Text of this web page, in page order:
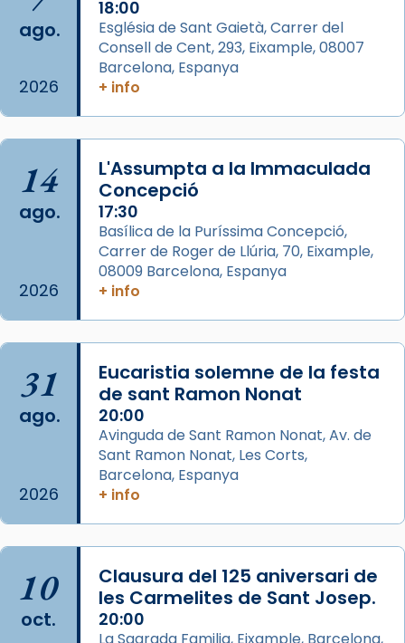
1 week ago
Aquest dilluns, 27 de juliol, ha tingut lloc la
missa d’acció de gràcies en agraïment al
comitè organitzador de la visita apostòlica
L’arquebisbe de Barcelona, el cardenal Joan
Josep Omella, ha presidit la missa i l’ha
concelebrat el bisbe auxiliar de Barcelona,
Mons. David Abadías.
📸 Dr. G. Simón
Foto
Arquebisbat de Barcelona
2 weeks ago
Memòria de les santes Juliana i
Semproniana, verges i màrtirs.
Acompanyant la història de sant Cugat, a
partir de l’Edat Mitjana sorgeix la tradició
frare Joan Gaspar Roig, afirma en una obra
que les santes són filles de l’antiga Iluro.
Mataró en reivindicarà les relíq
ago.
2026
18:00
Església de Sant Gaietà, Carrer del
Consell de Cent, 293, Eixample, 08007
Barcelona, Espanya
+ info
14
ago.
2026
L'Assumpta a la Immaculada
Concepció
17:30
Basílica de la Puríssima Concepció,
Carrer de Roger de Llúria, 70, Eixample,
08009 Barcelona, Espanya
+ info
31
ago.
2026
Eucaristia solemne de la festa
de sant Ramon Nonat
20:00
Avinguda de Sant Ramon Nonat, Av. de
Sant Ramon Nonat, Les Corts,
Barcelona, Espanya
+ info
10
oct.
Clausura del 125 aniversari de
les Carmelites de Sant Josep.
20:00